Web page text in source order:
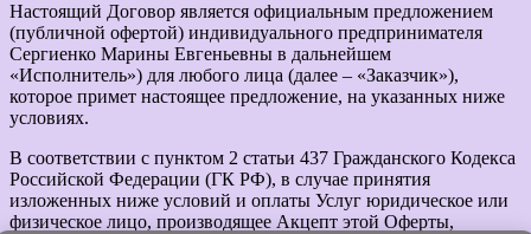
Настоящий Договор является официальным предложением
(публичной офертой) индивидуального предпринимателя
Сергиенко Марины Евгеньевны в дальнейшем
«Исполнитель») для любого лица (далее – «Заказчик»),
которое примет настоящее предложение, на указанных ниже
условиях.
В соответствии с пунктом 2 статьи 437 Гражданского Кодекса
Российской Федерации (ГК РФ), в случае принятия
изложенных ниже условий и оплаты Услуг юридическое или
физическое лицо, производящее Акцепт этой Оферты,